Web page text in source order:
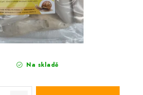
Na skladě